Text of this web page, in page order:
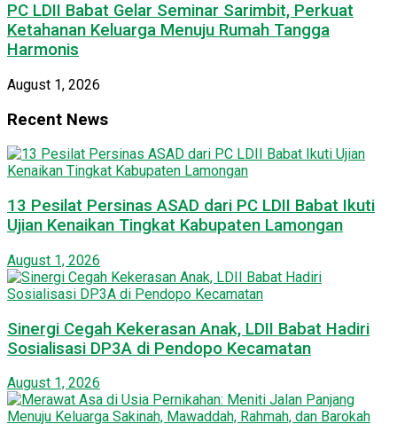
PC LDII Babat Gelar Seminar Sarimbit, Perkuat
Ketahanan Keluarga Menuju Rumah Tangga
Harmonis
August 1, 2026
Recent News
13 Pesilat Persinas ASAD dari PC LDII Babat Ikuti
Ujian Kenaikan Tingkat Kabupaten Lamongan
August 1, 2026
Sinergi Cegah Kekerasan Anak, LDII Babat Hadiri
Sosialisasi DP3A di Pendopo Kecamatan
August 1, 2026